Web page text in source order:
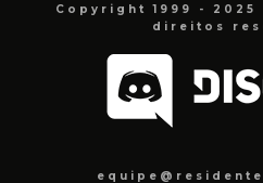
Copyright 1999 - 2025
direitos